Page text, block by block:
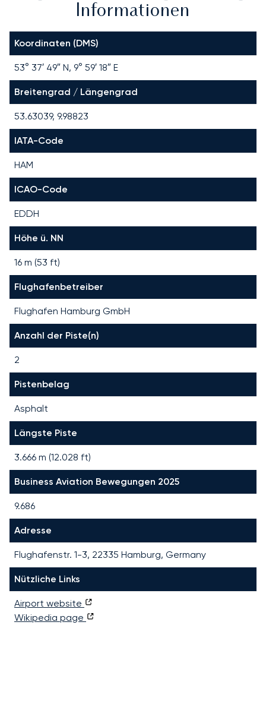
Informationen
Koordinaten (DMS)
53° 37′ 49″ N, 9° 59′ 18″ E
Breitengrad / Längengrad
53.63039, 9.98823
IATA-Code
HAM
ICAO-Code
EDDH
Höhe ü. NN
16 m (53 ft)
Flughafenbetreiber
Flughafen Hamburg GmbH
Anzahl der Piste(n)
2
Pistenbelag
Asphalt
Längste Piste
3.666 m (12.028 ft)
Business Aviation Bewegungen 2025
9.686
Adresse
Flughafenstr. 1-3, 22335 Hamburg, Germany
Nützliche Links
Airport website
Wikipedia page